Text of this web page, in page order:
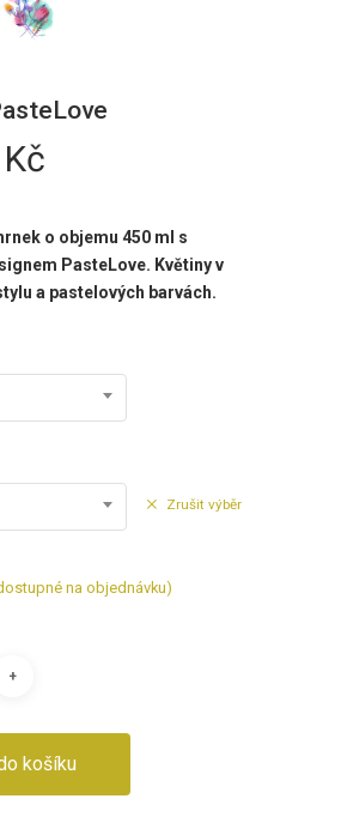
Kč
o objemu 450 ml s
PasteLove. Květiny v
a pastelových barvách.
Zrušit výběr
na objednávku)
košíku